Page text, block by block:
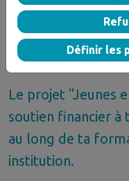
Pour effectuer la
formation, tu vas
employeur.
Le projet "Jeunes
soutien financier
au long de ta
institution.
Définir les